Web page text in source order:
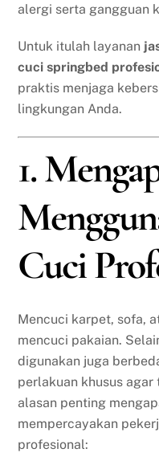
alergi serta gangguan
Untuk itulah layanan
cuci springbed
praktis menjaga
lingkungan Anda.
1.
Cuci
Mencuci karpet, sofa,
mencuci pakaian.
digunakan juga
perlakuan khusus
alasan penting
mempercayakan
profesional: